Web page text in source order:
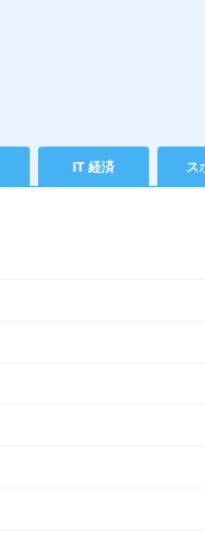
IT 経済 ス